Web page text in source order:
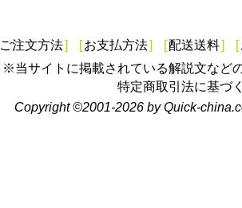
ご注文方法] [お支払方法] [配送送料] [
※当サイトに掲載されている解説文など
特定商取引法に基づ
Copyright ©2001-2026 by Quick-